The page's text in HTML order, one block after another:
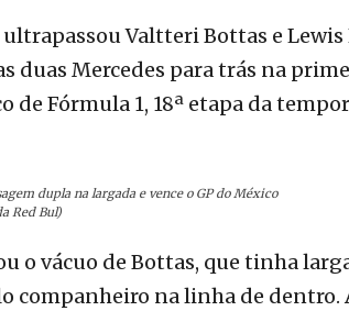
Valtteri Bottas e
duas Mercedes para trás na
de Fórmula 1, 18ª etapa da
dupla na largada e vence o GP do México
Red Bul)
o vácuo de Bottas, que tinha
companheiro na linha de dentro.